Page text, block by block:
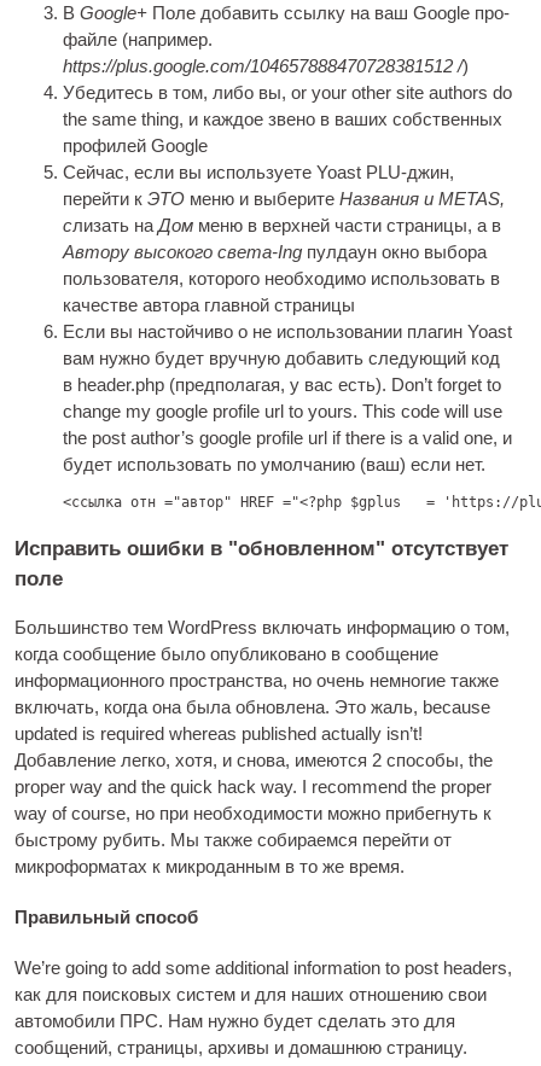
ВGoogle+ Поле добавить ссылку на ваш Google про-
файле (например.
https://plus.google.com/104657888470728381512 /)
Убедитесь в том, либо вы,or your oth­er site authors do
the same thing, и каждое звено в ваших собственных
профилей Google
Сейчас, если вы используете Yoast PLU-джин,
перейти кЭТО меню и выберитеНазвания и METAS,
слизать наДом меню в верхней части страницы, а в
Автору высокого света-Ing пулдаун окно выбора
пользователя, которого необходимо использовать в
качестве автора главной страницы
Если вы настойчиво о не использовании плагин Yoast
вам нужно будет вручную добавить следующий код
в header.php (предполагая, у вас есть). Don’t for­get to
change my google pro­file url to yours. This code will use
the post author’s google pro­file url if there is a val­id one, и
будет использовать по умолчанию (ваш) если нет.
<ссылка отн ="автор" HREF ="<?php $gplus   = 'https ://
Исправить ошибки в "обновленном" отсутствует
поле
Большинство тем WordPress включать информацию о том,
когда сообщение было опубликовано в сообщение
информационного пространства, но очень немногие также
включать, когда она была обновлена. Это жаль, because
updated is required where­as pub­lished actu­ally isn’t!
Добавление легко, хотя, и снова, имеются 2 способы,the
prop­er way and the quick hack way.
I recom­mend the prop­er
way of course, но при необходимости можно прибегнуть к
быстрому рубить. Мы также собираемся перейти от
микроформатах к микроданным в то же время.
Правильный способ
We’re going to add some addi­tion­al inform­a­tion to post head­ers,
как для поисковых систем и для наших отношению свои
автомобили ПРС. Нам нужно будет сделать это для
сообщений, страницы, архивы и домашнюю страницу.